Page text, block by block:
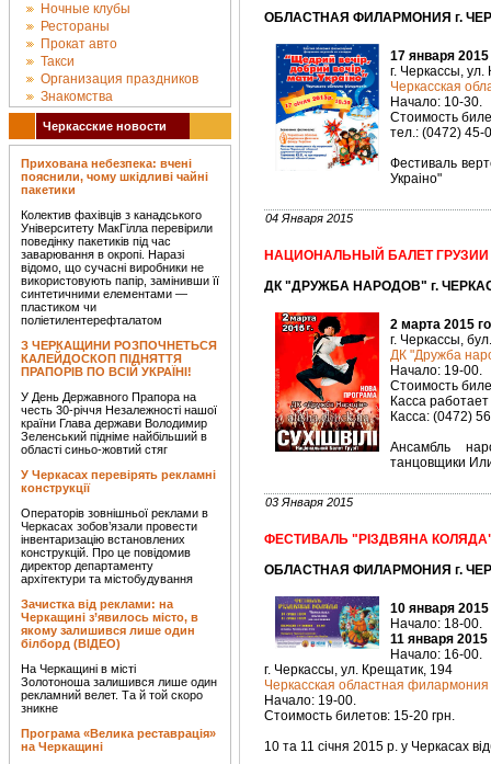
Ночные клубы
Рестораны
Прокат авто
Такси
Организация праздников
Знакомства
Черкасские новости
Прихована небезпека: вчені
пояснили, чому шкідливі чайні
пакетики
Колектив фахівців з канадського
Університету МакГілла перевірили
поведінку пакетиків під час
заварювання в окропі. Наразі
відомо, що сучасні виробники не
використовують папір, замінивши її
синтетичними елементами —
пластиком чи
поліетилентерефталатом
З ЧЕРКАЩИНИ РОЗПОЧНЕТЬСЯ
КАЛЕЙДОСКОП ПІДНЯТТЯ
ПРАПОРІВ ПО ВСІЙ УКРАЇНІ!
У День Державного Прапора на
честь 30-річчя Незалежності нашої
країни Глава держави Володимир
Зеленський підніме найбільший в
області синьо-жовтий стяг
У Черкасах перевірять рекламні
конструкції
Операторів зовнішньої реклами в
Черкасах зобов’язали провести
інвентаризацію встановлених
конструкцій. Про це повідомив
директор департаменту
архітектури та містобудування
Зачистка від реклами: на
Черкащині з’явилось місто, в
якому залишився лише один
білборд (ВІДЕО)
На Черкащині в місті
Золотоноша залишився лише один
рекламний велет. Та й той скоро
зникне
Програма «Велика реставрація»
на Черкащині
ОБЛАСТНАЯ ФИЛАРМОНИЯ г.
17 января 2015
г. Черкассы,
Черкасская
Начало: 10-30.
Стоимость
тел.: (0472) 45-
Фестиваль
Украіно"
04 Января 2015
НАЦИОНАЛЬНЫЙ БАЛЕТ
ДК "ДРУЖБА НАРОДОВ" г.
2 марта 2015
г. Черкассы,
ДК "Дружба
Начало: 19-00.
Стоимость
Касса
Касса: (0472)
Ансамбль
танцовщики
03 Января 2015
ФЕСТИВАЛЬ "РІЗДВЯНА
ОБЛАСТНАЯ ФИЛАРМОНИЯ г.
10 января 2015
Начало: 18-00.
11 января 2015
Начало: 16-00.
г. Черкассы, ул. Крещатик, 194
Черкасская областная филармония
Начало: 19-00.
Стоимость билетов: 15-20 грн.
10 та 11 січня 2015 р. у Черкасах